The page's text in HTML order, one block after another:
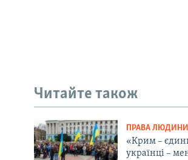
Читайте також
ПРАВА ЛЮДИНИ
«Крим –
українці –